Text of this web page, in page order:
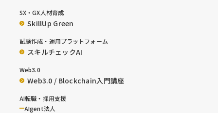
SX・GX人材育成
SkillUp Green
試験作成・運用プラットフォーム
スキルチェックAI
Web3.0
Web3.0 / Blockchain入門講座
AI転職・採用支援
AIgent法人